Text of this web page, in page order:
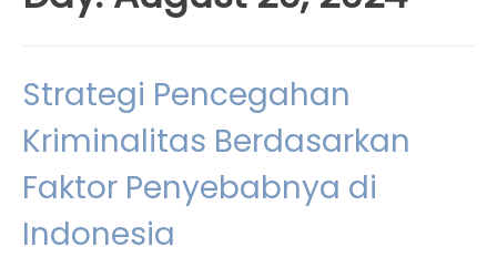
Strategi Pencegahan
Kriminalitas Berdasarkan
Faktor Penyebabnya di
Indonesia